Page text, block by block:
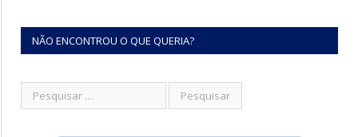
NÃO ENCONTROU O QUE QUERIA?